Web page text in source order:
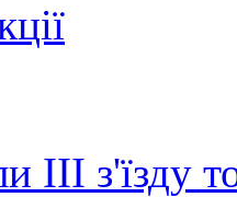
ІІІ з'їзду